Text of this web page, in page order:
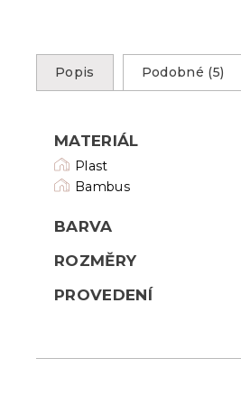
Popis Podobné (5)
MATERIÁL
Plast
Bambus
BARVA
ROZMĚRY
PROVEDENÍ